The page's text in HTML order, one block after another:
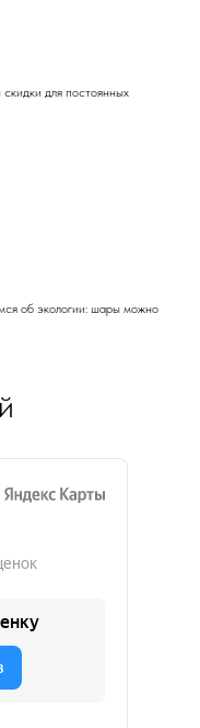
для постоянных
об экологии: шары можно